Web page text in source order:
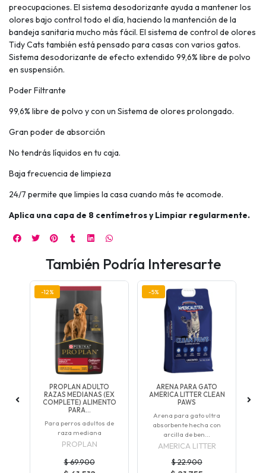
preocupaciones. El sistema desodorizante ayuda a mantener los
olores bajo control todo el día, haciendo la mantención de la
bandeja sanitaria mucho más fácil. El sistema de control de olores
Tidy Cats también está pensado para casas con varios gatos.
Sistema desodorizante de efecto extendido 99,6% libre de polvo
en suspensión.
Poder Filtrante
99,6% libre de polvo y con un Sistema de olores prolongado.
Gran poder de absorción
No tendrás líquidos en tu caja.
Baja frecuencia de limpieza
24/7 permite que limpies la casa cuando más te acomode.
Aplica una capa de 8 centímetros y Limpiar regularmente.
También Podría Interesarte
-12%
PROPLAN ADULTO
RAZAS MEDIANAS (EX
COMPLETE) ALIMENTO
PARA...
Para perros adultos de
raza mediana
PROPLAN
$ 69.900
-5%
ARENA PARA GATO
AMERICA LITTER CLEAN
PAWS
Arena para gato ultra
absorbente hecha con
arcilla de ben...
AMERICA LITTER
$ 22.900